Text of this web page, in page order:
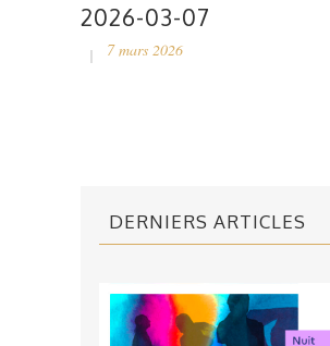
2026-03-07
7 mars 2026
DERNIERS ARTICLES